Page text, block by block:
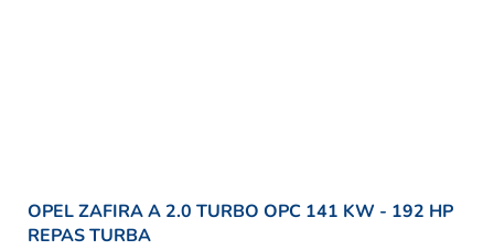
OPEL ZAFIRA A 2.0 TURBO OPC 141 KW - 192 HP
REPAS TURBA